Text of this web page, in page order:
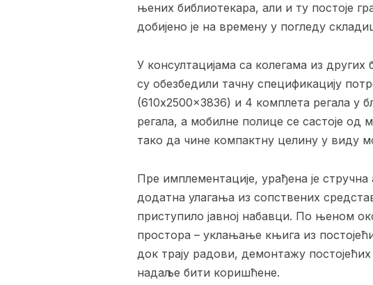
њених библиотекара, али и ту постоје
добијено је на времену у погледу
У консултацијама са колегама из
су обезбедили тачну спецификацију
(610x2500x3836) и 4 комплета регала у
регала, а мобилне полице се састоје од
тако да чине компактну целину у виду
Пре имплементације, урађена је
додатна улагања из сопствених
приступило јавној набавци. По њеном
простора – уклањање књига из
док трају радови, демонтажу
надаље бити коришћене.